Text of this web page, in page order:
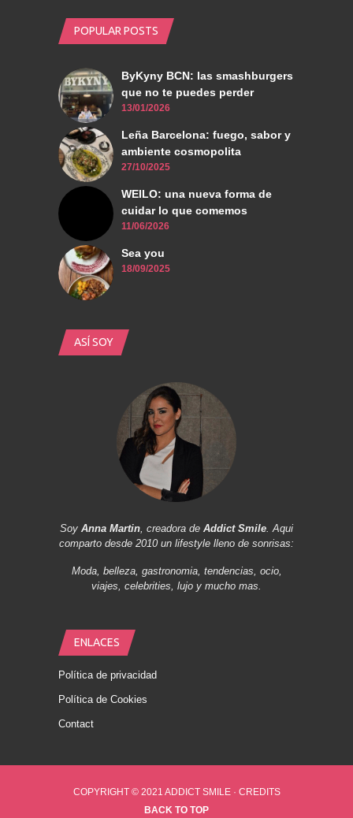
POPULAR POSTS
ByKyny BCN: las smashburgers
que no te puedes perder
13/01/2026
Leña Barcelona: fuego, sabor y
ambiente cosmopolita
27/10/2025
WEILO: una nueva forma de
cuidar lo que comemos
11/06/2026
Sea you
18/09/2025
ASÍ SOY
Soy Anna Martin, creadora de Addict Smile. Aqui
comparto desde 2010 un lifestyle lleno de sonrisas:
Moda, belleza, gastronomia, tendencias, ocio,
viajes, celebrities, lujo y mucho mas.
ENLACES
Política de privacidad
Política de Cookies
Contact
COPYRIGHT © 2021 ADDICT SMILE · CREDITS
BACK TO TOP